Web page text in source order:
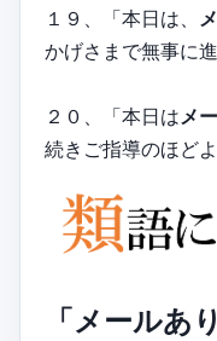
１９、「本日は、
かげさまで無事に
２０、「本日はメ
続きご指導のほど
「メールあ